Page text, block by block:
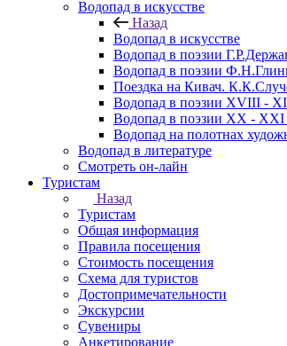
Водопад в искусстве
Назад
Водопад в искусстве
Водопад в поэзии
Водопад в поэзии
Поездка на Кивач.
Водопад в поэзии XVIII -
Водопад в поэзии XX - XXI
Водопад на полотнах
Водопад в литературе
Смотреть он-лайн
Туристам
Назад
Туристам
Общая информация
Правила посещения
Стоимость посещения
Схема для туристов
Достопримечательности
Экскурсии
Сувениры
Анкетирование